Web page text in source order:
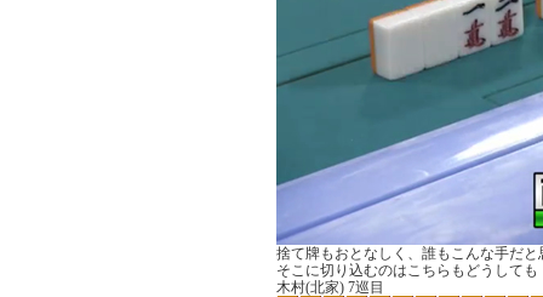
捨て牌もおとなしく、誰もこんな手だと
そこに切り込むのはこちらもどうして
木村(北家) 7巡目